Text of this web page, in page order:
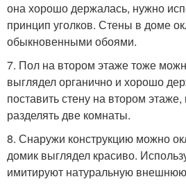
она хорошо держалась, нужно
принцип уголков. Стены в доме
обыкновенными обоями.
7. Пол на втором этаже тоже
выглядел органично и хорошо
поставить стену на втором этаже,
разделять две комнаты.
8. Снаружи конструкцию можно
домик выглядел красиво.
имитируют натуральную внешнюю